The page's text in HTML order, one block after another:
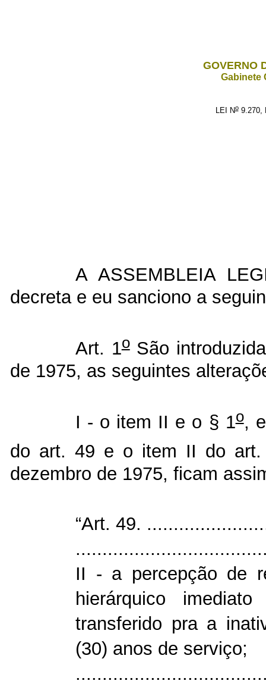
GOVERNO
Gabinete
LEI No9.270,
A ASSEMBLEIA
decreta e eu sanciono a
Art. 1oSão
de 1975, as seguintes
I - o item II e o § 1o,
do art. 49 e o item II do
dezembro de 1975, ficam
“Art. 49.
II - a percepção de
hierárquico
transferido pra a
(30) anos de serviço;